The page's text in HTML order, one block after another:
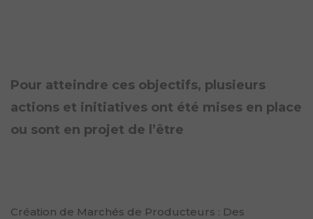
Pour atteindre ces objectifs, plusieurs
actions et initiatives ont été mises en place
ou sont en projet de l’être
Création de Marchés de Producteurs : Des